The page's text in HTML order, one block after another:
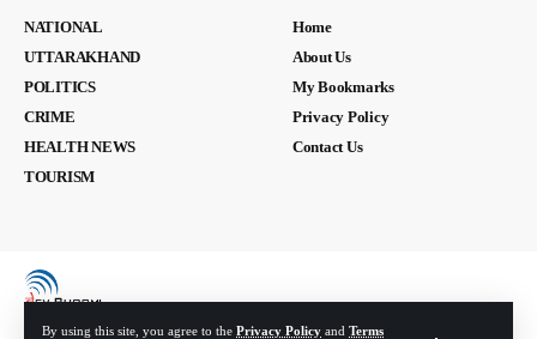
By using this site, you agree to the Privacy Policy and Terms
NATIONAL
UTTARAKHAND
POLITICS
CRIME
HEALTH NEWS
TOURISM
Home
About Us
My Bookmarks
Privacy Policy
Contact Us